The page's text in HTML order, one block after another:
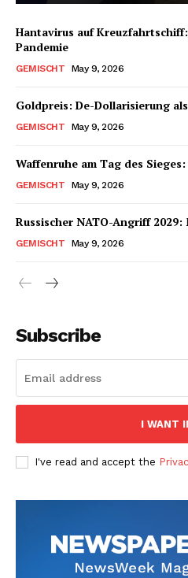
Hantavirus auf
Pandemie
GEMISCHT May 9, 2026
Goldpreis: De-Dollarisierung
GEMISCHT May 9, 2026
Waffenruhe am Tag des
GEMISCHT May 9, 2026
Russischer NATO-Angriff
GEMISCHT May 9, 2026
Subscribe
I WANT
I've read and accept the